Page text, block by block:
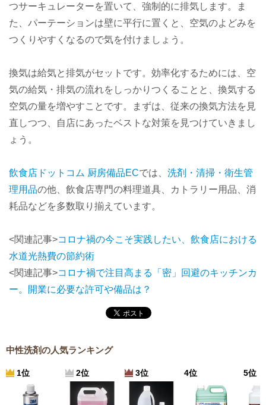
つサーキュレーターを置いて、強制的に排気します。ま
た、パーテーションは壁に平行に置くと、空気のよどみを
つくりやすくなるので気を付けましょう。
換気は給気と排気がセットです。効率化するためには、空
気の給気・排気の流れをしっかりつくることと、換気する
空気の量を増やすことです。まずは、従来の換気方法を見
直しつつ、自店にあったベストな対策を見つけていきまし
ょう。
飲食店ドットコム 厨房備品ECでは、 洗剤・清掃・衛生管
理用品の他、飲食店専門の料理道具、カトラリー用品、消
耗品などを多数取り揃えています。
<関連記事>コロナ禍の今こそ実践したい、飲食店における
水道光熱費の節約術
<関連記事>コロナ禍で注目高まる「密」回避のキッチンカ
ー。開業に必要な許可や備品は？
中性洗剤の人気ランキング
1位 2位 3位 4位 5位